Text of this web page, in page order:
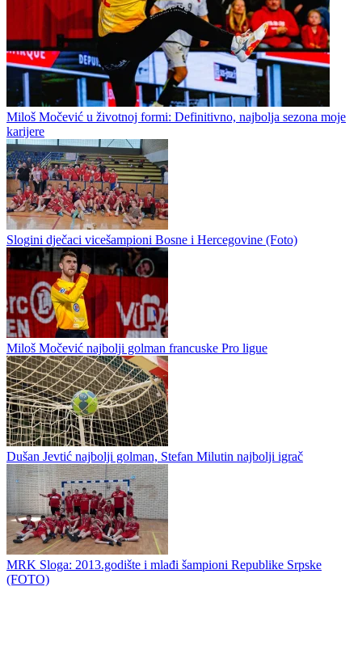
Rukomet / Ostalo
Miloš Močević u životnoj formi: Definitivno, najbolja sezona moje
karijere
Slogini dječaci vicešampioni Bosne i Hercegovine (Foto)